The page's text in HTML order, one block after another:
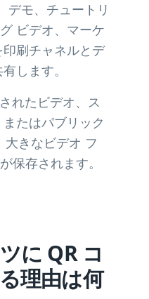
デモ、チュートリ
ビデオ、マーケ
刷チャネルとデ
します。
れたビデオ、ス
たはパブリック
大きなビデオ フ
保存されます。
に QR コ
理由は何